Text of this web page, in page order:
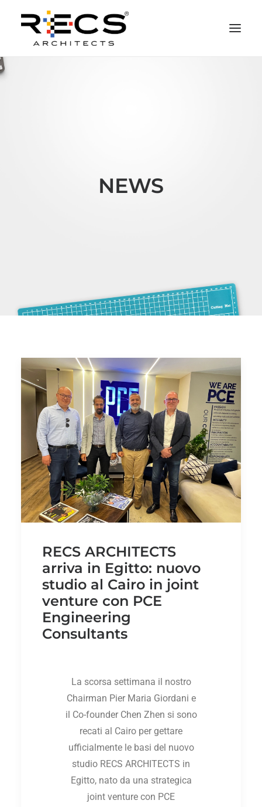
NEWS
RECS ARCHITECTS
arriva in Egitto: nuovo
studio al Cairo in joint
venture con PCE
Engineering
Consultants
La scorsa settimana il nostro
Chairman Pier Maria Giordani e
il Co-founder Chen Zhen si sono
recati al Cairo per gettare
ufficialmente le basi del nuovo
studio RECS ARCHITECTS in
Egitto, nato da una strategica
joint venture con PCE